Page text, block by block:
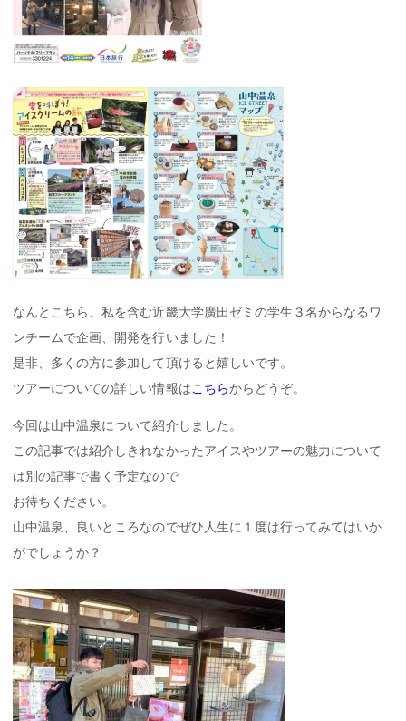
なんとこちら、私を含む近畿大学廣田ゼミの学生３名からなるワ
ンチームで企画、開発を行いました！
是非、多くの方に参加して頂けると嬉しいです。
ツアーについての詳しい情報はこちらからどうぞ。
今回は山中温泉について紹介しました。
この記事では紹介しきれなかったアイスやツアーの魅力について
は別の記事で書く予定なので
お待ちください。
山中温泉、良いところなのでぜひ人生に１度は行ってみてはいか
がでしょうか？